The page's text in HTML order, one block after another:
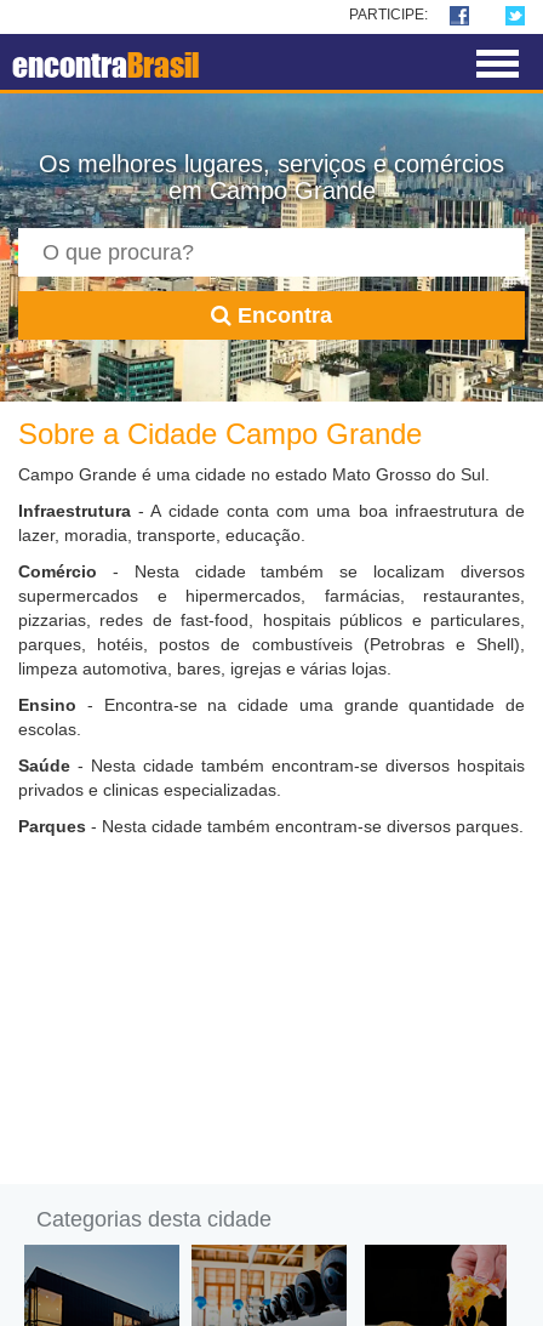
PARTICIPE:
encontraBrasil
Os melhores lugares, serviços e comércios
em Campo Grande
Encontra
Sobre a Cidade Campo Grande
Campo Grande é uma cidade no estado Mato Grosso do Sul.
Infraestrutura - A cidade conta com uma boa infraestrutura de
lazer, moradia, transporte, educação.
Comércio - Nesta cidade também se localizam diversos
supermercados e hipermercados, farmácias, restaurantes,
pizzarias, redes de fast-food, hospitais públicos e particulares,
parques, hotéis, postos de combustíveis (Petrobras e Shell),
limpeza automotiva, bares, igrejas e várias lojas.
Ensino - Encontra-se na cidade uma grande quantidade de
escolas.
Saúde - Nesta cidade também encontram-se diversos hospitais
privados e clinicas especializadas.
Parques - Nesta cidade também encontram-se diversos parques.
Categorias desta cidade